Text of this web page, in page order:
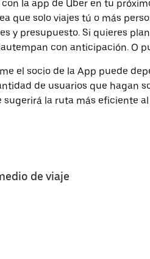
la app de Uber en tu
que solo viajes tú o más
y presupuesto. Si quieres
con anticipación. O
el socio de la App puede
de usuarios que hagan
sugerirá la ruta más eficiente
de viaje